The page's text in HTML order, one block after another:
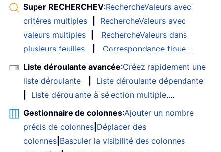
Super RECHERCHEV:RechercheValeurs avec
critères multiples
RechercheValeurs avec
valeurs multiples
RechercheValeurs dans
plusieurs feuilles
Correspondance floue....
Liste déroulante avancée:Créez rapidement une
liste déroulante
Liste déroulante dépendante
Liste déroulante à sélection multiple....
Gestionnaire de colonnes:Ajouter un nombre
précis de colonnes Déplacer des
colonnes Basculer la visibilité des colonnes